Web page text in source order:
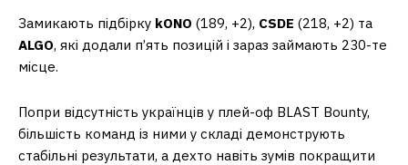
Замикають підбірку kONO (189, +2), CSDE (218, +2) та
ALGO, які додали п’ять позицій і зараз займають 230-те
місце.
Попри відсутність українців у плей-оф BLAST Bounty,
більшість команд із ними у складі демонструють
стабільні результати, а дехто навіть зумів покращити